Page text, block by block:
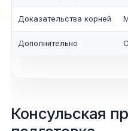
Доказательства корней
Дополнительно
Консульская